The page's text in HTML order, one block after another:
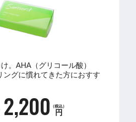
。AHA（グリコール酸）
ングに慣れてきた方におすす
2,200 （税込）
円